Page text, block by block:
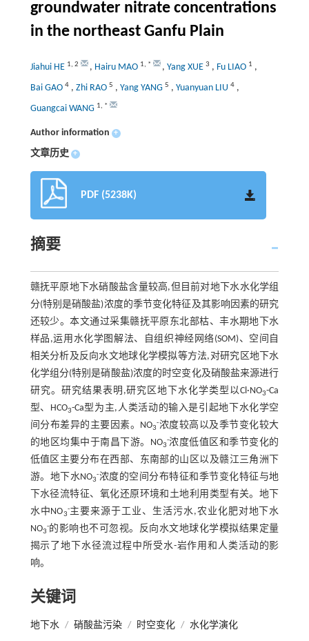
groundwater nitrate concentrations
in the northeast Ganfu Plain
Jiahui HE 1, 2 , Hairu MAO 1, * , Yang XUE 3 , Fu LIAO 1 ,
Bai GAO 4, Zhi RAO 5 , Yang YANG 5 , Yuanyuan LIU 4,
Guangcai WANG 1, *
Author information +
文章历史 +
PDF (5238K)
摘要
赣抚平原地下水硝酸盐含量较高,但目前对地下水水化学组
分(特别是硝酸盐)浓度的季节变化特征及其影响因素的研究
还较少。本文通过采集赣抚平原东北部枯、丰水期地下水
样品,运用水化学图解法、自组织神经网络(SOM)、空间自
相关分析及反向水文地球化学模拟等方法,对研究区地下水
化学组分(特别是硝酸盐)浓度的时空变化及硝酸盐来源进行
研究。研究结果表明,研究区地下水化学类型以Cl·NO3-Ca
型、HCO3-Ca型为主,人类活动的输入是引起地下水化学空
间分布差异的主要因素。NO3
-浓度较高以及季节变化较大
的地区均集中于南昌下游。NO3
-浓度低值区和季节变化的
低值区主要分布在西部、东南部的山区以及赣江三角洲下
游。地下水NO3
-浓度的空间分布特征和季节变化特征与地
下水径流特征、氧化还原环境和土地利用类型有关。地下
水中NO3
-主要来源于工业、生活污水,农业化肥对地下水
NO3
-的影响也不可忽视。反向水文地球化学模拟结果定量
揭示了地下水径流过程中所受水-岩作用和人类活动的影
响。
关键词
地下水 / 硝酸盐污染 / 时空变化 / 水化学演化